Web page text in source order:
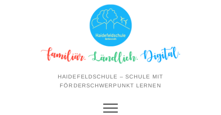
HAIDEFELDSCHULE – SCHULE MIT
FÖRDERSCHWERPUNKT LERNEN